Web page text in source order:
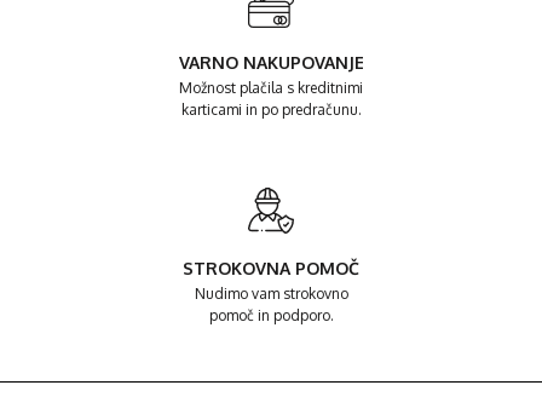
VARNO NAKUPOVANJE
Možnost plačila s kreditnimi
karticami in po predračunu.
STROKOVNA POMOČ
Nudimo vam strokovno
pomoč in podporo.